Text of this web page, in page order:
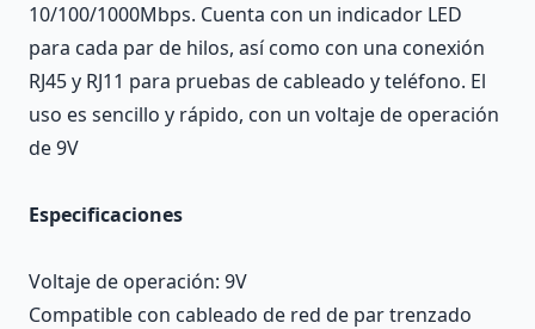
10/100/1000Mbps. Cuenta con un indicador LED
para cada par de hilos, así como con una conexión
RJ45 y RJ11 para pruebas de cableado y teléfono. El
uso es sencillo y rápido, con un voltaje de operación
de 9V
Especificaciones
Voltaje de operación: 9V
Compatible con cableado de red de par trenzado